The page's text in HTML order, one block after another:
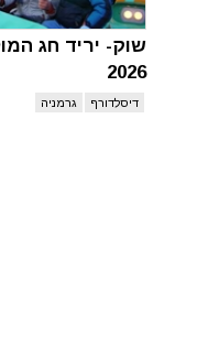
שוק- יריד חג
2026
דיסלדורף גרמניה